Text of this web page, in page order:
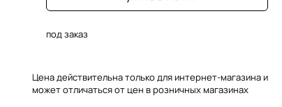
под заказ
Цена действительна только для интернет-магазина и
может отличаться от цен в розничных магазинах